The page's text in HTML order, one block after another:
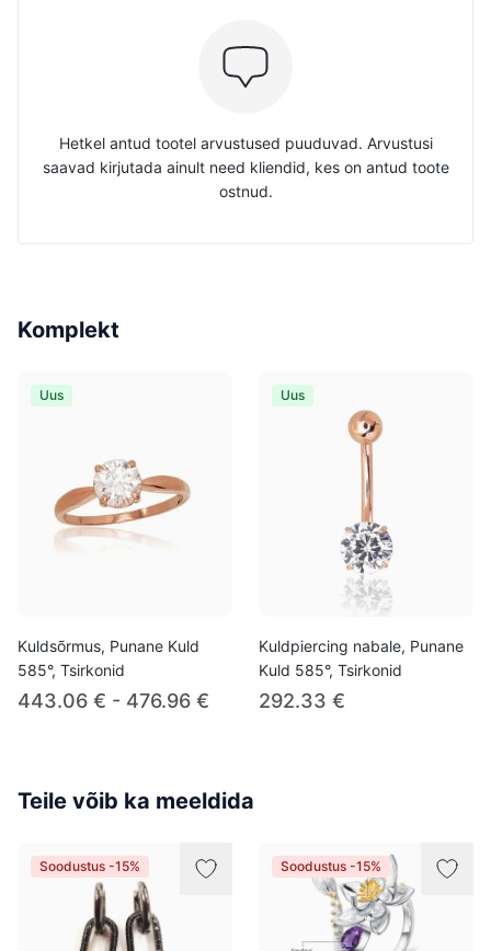
Hetkel antud tootel arvustused puuduvad. Arvustusi
saavad kirjutada ainult need kliendid, kes on antud toote
ostnud.
Komplekt
Uus
Kuldsõrmus, Punane Kuld
585°, Tsirkonid
443.06 € - 476.96 €
Uus
Kuldpiercing nabale, Punane
Kuld 585°, Tsirkonid
292.33 €
Teile võib ka meeldida
Soodustus -15% Soodustus -15%